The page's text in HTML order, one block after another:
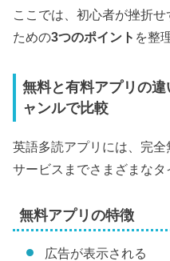
ここでは、初心者が挫折
ための3つのポイント を整
無料と有料アプリの
ャンルで比較
英語多読アプリには、完
サービスまでさまざまなタ
無料アプリの特徴
広告が表示される